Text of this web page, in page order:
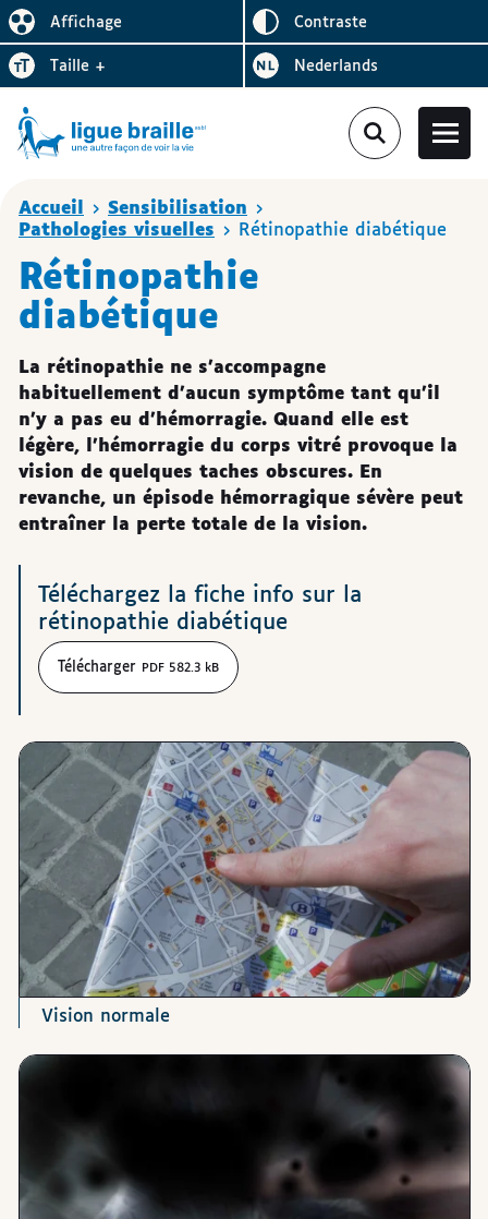
Affichage
Réduire l’affichage
Inverser le
contraste
Augmenter la
taille + Bezoek de website in het
Nederlands
Vous êtes ici
Accueil
Sensibilisation
Pathologies visuelles
Rétinopathie diabétique
Rétinopathie
diabétique
La rétinopathie ne s’accompagne
habituellement d’aucun symptôme tant qu’il
n’y a pas eu d’hémorragie. Quand elle est
légère, l’hémorragie du corps vitré provoque la
vision de quelques taches obscures. En
revanche, un épisode hémorragique sévère peut
entraîner la perte totale de la vision.
Téléchargements
Téléchargez la fiche info sur la
rétinopathie diabétique
Télécharger PDF 582.3 kB
Vision normale